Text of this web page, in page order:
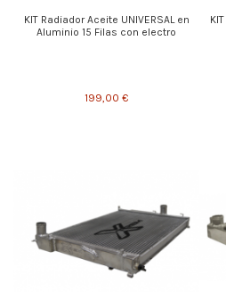
KIT Radiador Aceite UNIVERSAL en
Aluminio 15 Filas con electro
199,00 €